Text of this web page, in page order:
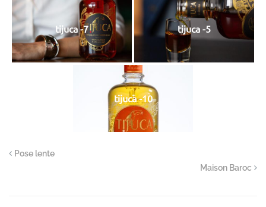
tijuca -7 tijuca -5
tijuca -10
Pose lente
Maison Baroc